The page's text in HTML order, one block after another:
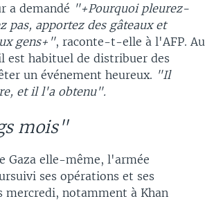
a demandé "+Pourquoi pleurez-
pas, apportez des gâteaux et
gens+", raconte-t-elle à l'AFP. Au
est habituel de distribuer des
un événement heureux. "Il
et il l'a obtenu".
mois"
Gaza elle-même, l'armée
ses opérations et ses
mercredi, notamment à Khan